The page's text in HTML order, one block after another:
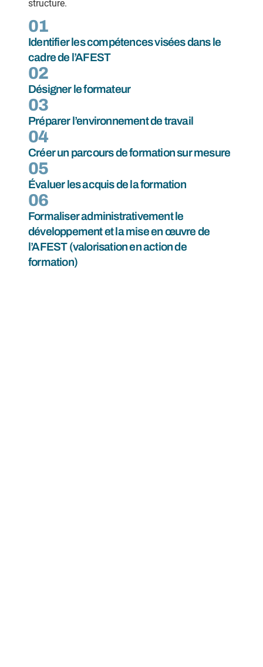
structure.
01
Identifier les compétences visées dans le
cadre de l’AFEST
02
Désigner le formateur
03
Préparer l’environnement de travail
04
Créer un parcours de formation sur mesure
05
Évaluer les acquis de la formation
06
Formaliser administrativement le
développement et la mise en œuvre de
l’AFEST (valorisation en action de
formation)